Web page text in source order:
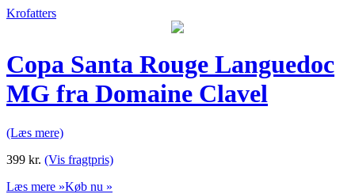
Krofatters
Copa Santa Rouge Languedoc
MG fra Domaine Clavel
(Læs mere)
399 kr. (Vis fragtpris)
Læs mere »Køb nu »